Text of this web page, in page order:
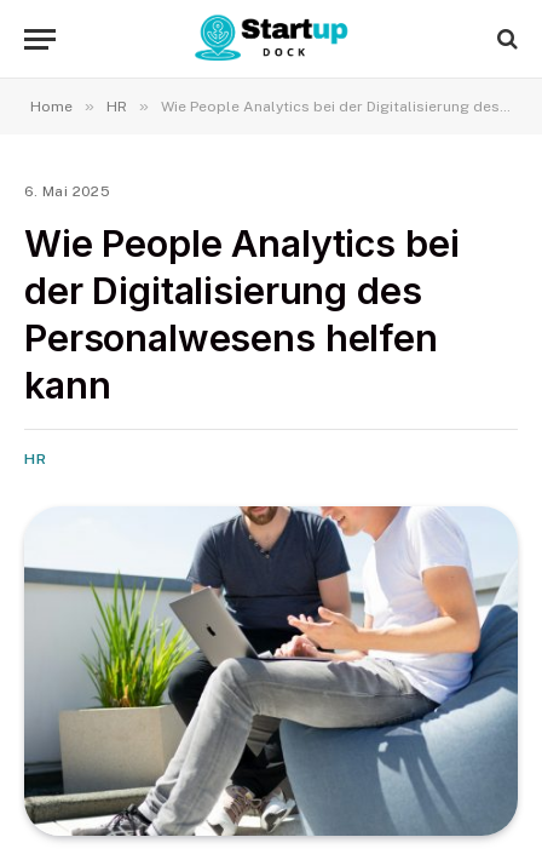
Home » HR » Wie People Analytics bei der Digitalisierung des Personalwesens helfen kann
6. Mai 2025
Wie People Analytics bei
der Digitalisierung des
Personalwesens helfen
kann
HR